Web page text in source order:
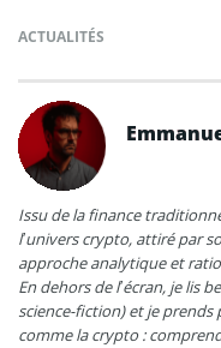
ACTUALITÉS
Issu de la finance
l’univers crypto, attiré par
approche analytique et
En dehors de l’écran, je lis
science-fiction) et je prends
comme la crypto :